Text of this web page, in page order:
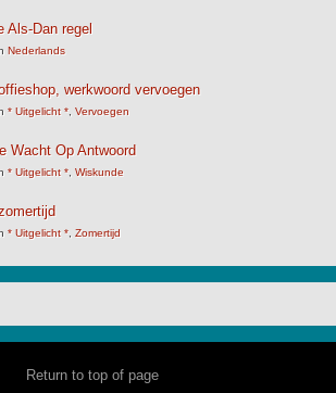
Als-Dan regel
Nederlands
werkwoord vervoegen
* Uitgelicht * Vervoegen
Wacht Op Antwoord
* Uitgelicht * Wiskunde
* Uitgelicht * Zomertijd
Return to top of page